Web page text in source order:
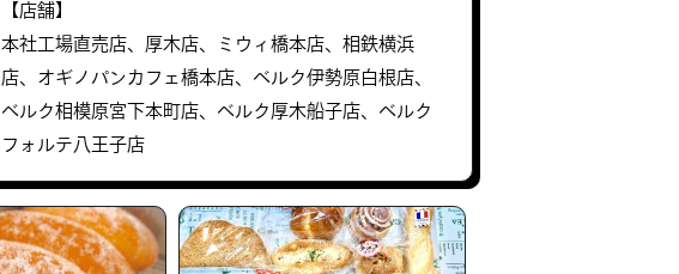
【店舗】
本社工場直売店、厚木店、ミウィ橋本店、相鉄横浜
店、オギノパンカフェ橋本店、ベルク伊勢原白根店、
ベルク相模原宮下本町店、ベルク厚木船子店、ベルク
フォルテ八王子店